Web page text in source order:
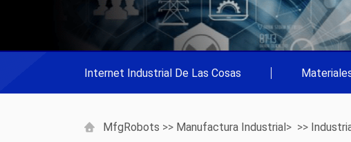
Internet Industrial De Las Cosas
MfgRobots >> Manufactura Industrial> >>